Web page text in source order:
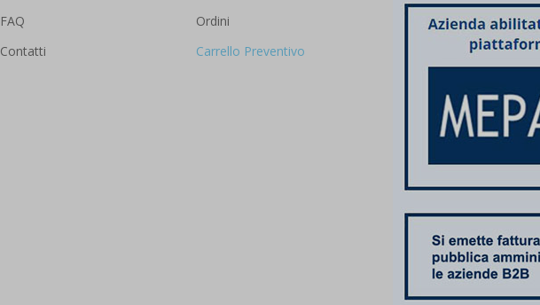
FAQ
Contatti
Ordini
Carrello Preventivo